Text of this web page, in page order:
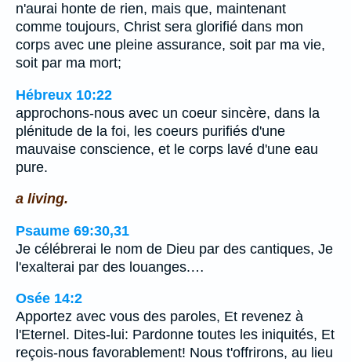
n'aurai honte de rien, mais que, maintenant
comme toujours, Christ sera glorifié dans mon
corps avec une pleine assurance, soit par ma vie,
soit par ma mort;
Hébreux 10:22
approchons-nous avec un coeur sincère, dans la
plénitude de la foi, les coeurs purifiés d'une
mauvaise conscience, et le corps lavé d'une eau
pure.
a living.
Psaume 69:30,31
Je célébrerai le nom de Dieu par des cantiques, Je
l'exalterai par des louanges.…
Osée 14:2
Apportez avec vous des paroles, Et revenez à
l'Eternel. Dites-lui: Pardonne toutes les iniquités, Et
reçois-nous favorablement! Nous t'offrirons, au lieu